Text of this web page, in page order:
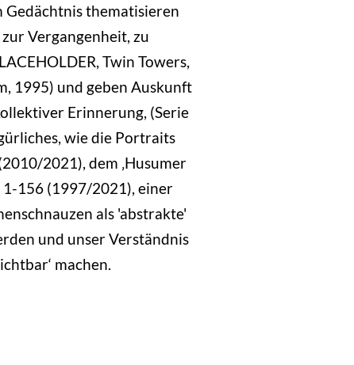
thematisieren
Vergangenheit, zu
Twin Towers,
1995) und geben Auskunft
Erinnerung, (Serie
wie die Portraits
2021), dem ‚Husumer
1-156 (1997/2021), einer
als 'abstrakte'
und unser Verständnis
machen.